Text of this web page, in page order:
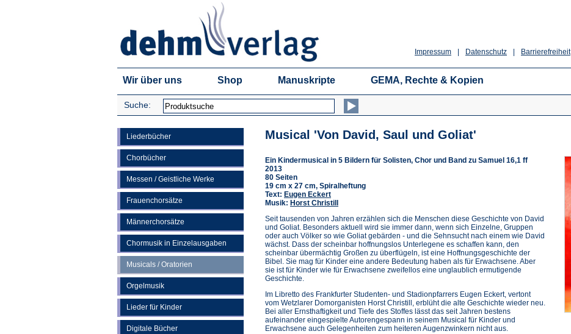
Barrierefreiheit
Datenschutz
Impressum
Wir über uns Shop Manuskripte GEMA, Rechte & Kopien
Suche:
Liederbücher
Chorbücher
Messen / Geistliche Werke
Frauenchorsätze
Männerchorsätze
Chormusik in Einzelausgaben
Musicals / Oratorien
Orgelmusik
Lieder für Kinder
Digitale Bücher
Musical 'Von David, Saul und Goliat'
Ein Kindermusical in 5 Bildern für Solisten, Chor und Band zu Samuel 16,1 ff
2013
80 Seiten
19 cm x 27 cm, Spiralheftung
Text: Eugen Eckert
Musik: Horst Christill
Seit tausenden von Jahren erzählen sich die Menschen diese Geschichte von David
und Goliat. Besonders aktuell wird sie immer dann, wenn sich Einzelne, Gruppen
oder auch Völker so wie Goliat gebärden - und die Sehnsucht nach einem wie David
wächst. Dass der scheinbar hoffnungslos Unterlegene es schaffen kann, den
scheinbar übermächtig Großen zu überflügeln, ist eine Hoffnungsgeschichte der
Bibel. Sie mag für Kinder eine andere Bedeutung haben als für Erwachsene. Aber
sie ist für Kinder wie für Erwachsene zweifellos eine unglaublich ermutigende
Geschichte.
Im Libretto des Frankfurter Studenten- und Stadionpfarrers Eugen Eckert, vertont
vom Wetzlarer Domorganisten Horst Christill, erblüht die alte Geschichte wieder neu.
Bei aller Ernsthaftigkeit und Tiefe des Stoffes lässt das seit Jahren bestens
aufeinander eingespielte Autorengespann in seinem Musical für Kinder und
Erwachsene auch Gelegenheiten zum heiteren Augenzwinkern nicht aus.